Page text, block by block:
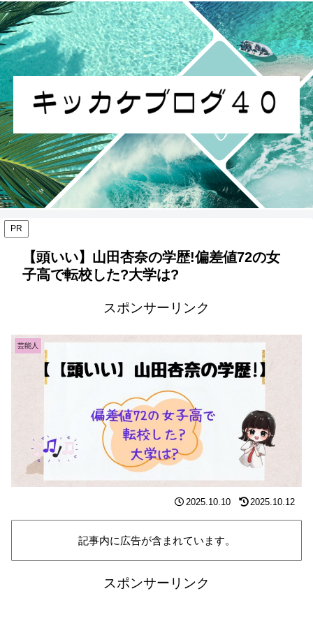
PR
【頭いい】山田杏奈の学歴!偏差値72の女
子高で転校した?大学は?
スポンサーリンク
芸能人
2025.10.10 2025.10.12
記事内に広告が含まれています。
スポンサーリンク